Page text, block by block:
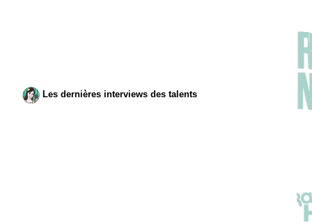
Les dernières interviews des talents